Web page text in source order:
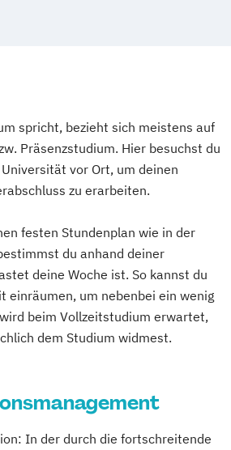
spricht, bezieht sich meistens auf
Präsenzstudium. Hier besuchst du
vor Ort, um deinen
zu erarbeiten.
festen Stundenplan wie in der
du anhand deiner
deine Woche ist. So kannst du
einräumen, um nebenbei ein wenig
beim Vollzeitstudium erwartet,
dem Studium widmest.
In der durch die fortschreitende